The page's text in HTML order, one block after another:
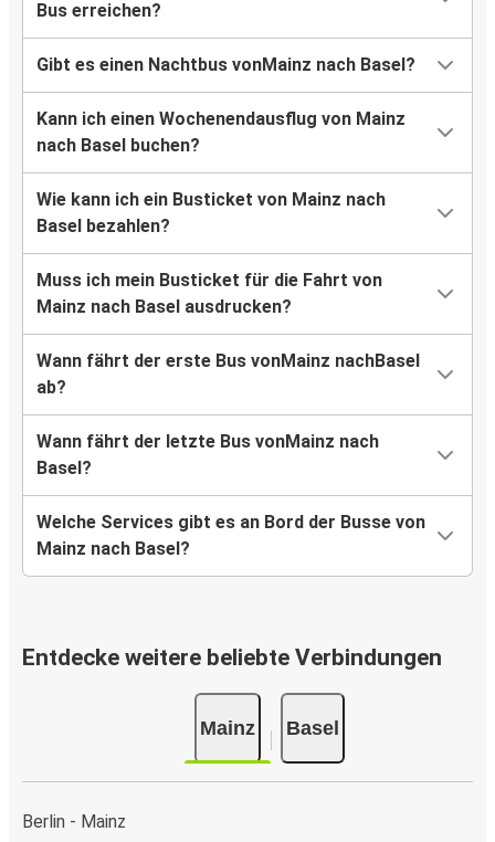
Bus erreichen?
Gibt es einen Nachtbus vonMainz nach Basel?
Kann ich einen Wochenendausflug von Mainz
nach Basel buchen?
Wie kann ich ein Busticket von Mainz nach
Basel bezahlen?
Muss ich mein Busticket für die Fahrt von
Mainz nach Basel ausdrucken?
Wann fährt der erste Bus vonMainz nachBasel
ab?
Wann fährt der letzte Bus vonMainz nach
Basel?
Welche Services gibt es an Bord der Busse von
Mainz nach Basel?
Entdecke weitere beliebte Verbindungen
Mainz Basel
Berlin - Mainz